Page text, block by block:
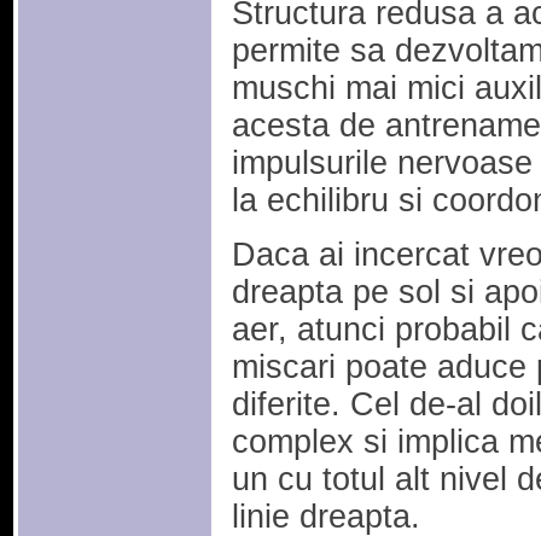
Structura redusa a
permite sa
muschi mai mici
acesta de
impulsurile
la echilibru si
Daca ai incercat
dreapta pe sol si
aer, atunci probabil
miscari poate aduce
diferite. Cel de-al
complex si implica
un cu totul alt nivel
linie dreapta.